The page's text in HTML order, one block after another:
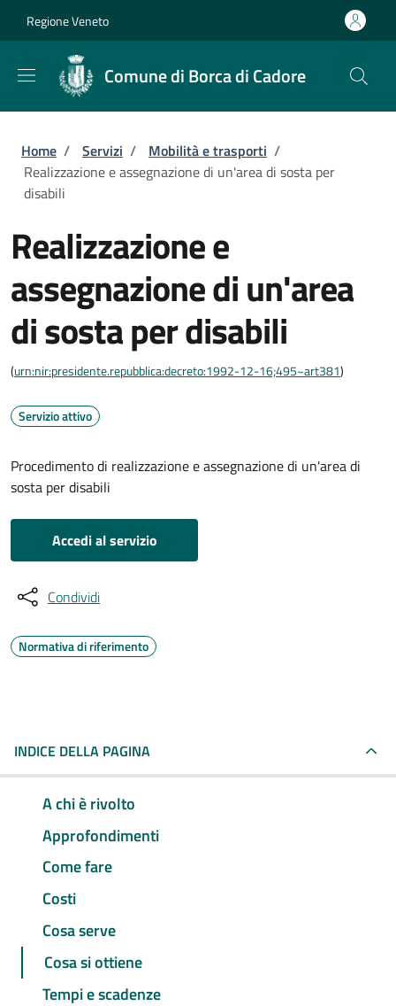
Regione Veneto
Comune di Borca di Cadore
Briciole di pane
Home / Servizi / Mobilità e trasporti /
Realizzazione e assegnazione di un'area di sosta per
disabili
Realizzazione e
assegnazione di un'area
di sosta per disabili
(urn:nir:presidente.repubblica:decreto:1992-12-16;495~art381)
Servizio attivo
Procedimento di realizzazione e assegnazione di un'area di
sosta per disabili
Accedi al servizio
Condividi
Normativa di riferimento
INDICE DELLA PAGINA
A chi è rivolto
Approfondimenti
Come fare
Costi
Cosa serve
Cosa si ottiene
Tempi e scadenze